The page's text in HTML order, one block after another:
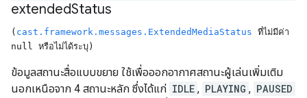
extendedStatus
( cast.framework.messages.ExtendedMediaStatus ที่ไม่มีค่า
null หรือไม่ได้ระบุ)
ข้อมูลสถานะสื่อแบบขยาย ใช้เพื่อออกอากาศสถานะผู้เล่นเพิ่มเติม
นอกเหนือจาก 4 สถานะหลัก ซึ่งได้แก่ IDLE , PLAYING , PAUSED